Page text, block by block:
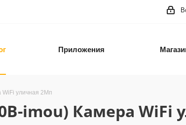
Приложения
WiFi уличная 2Мп
imou) Камера WiFi